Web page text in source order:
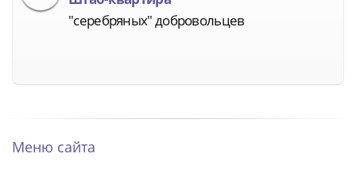
"серебряных" добровольцев
Меню сайта